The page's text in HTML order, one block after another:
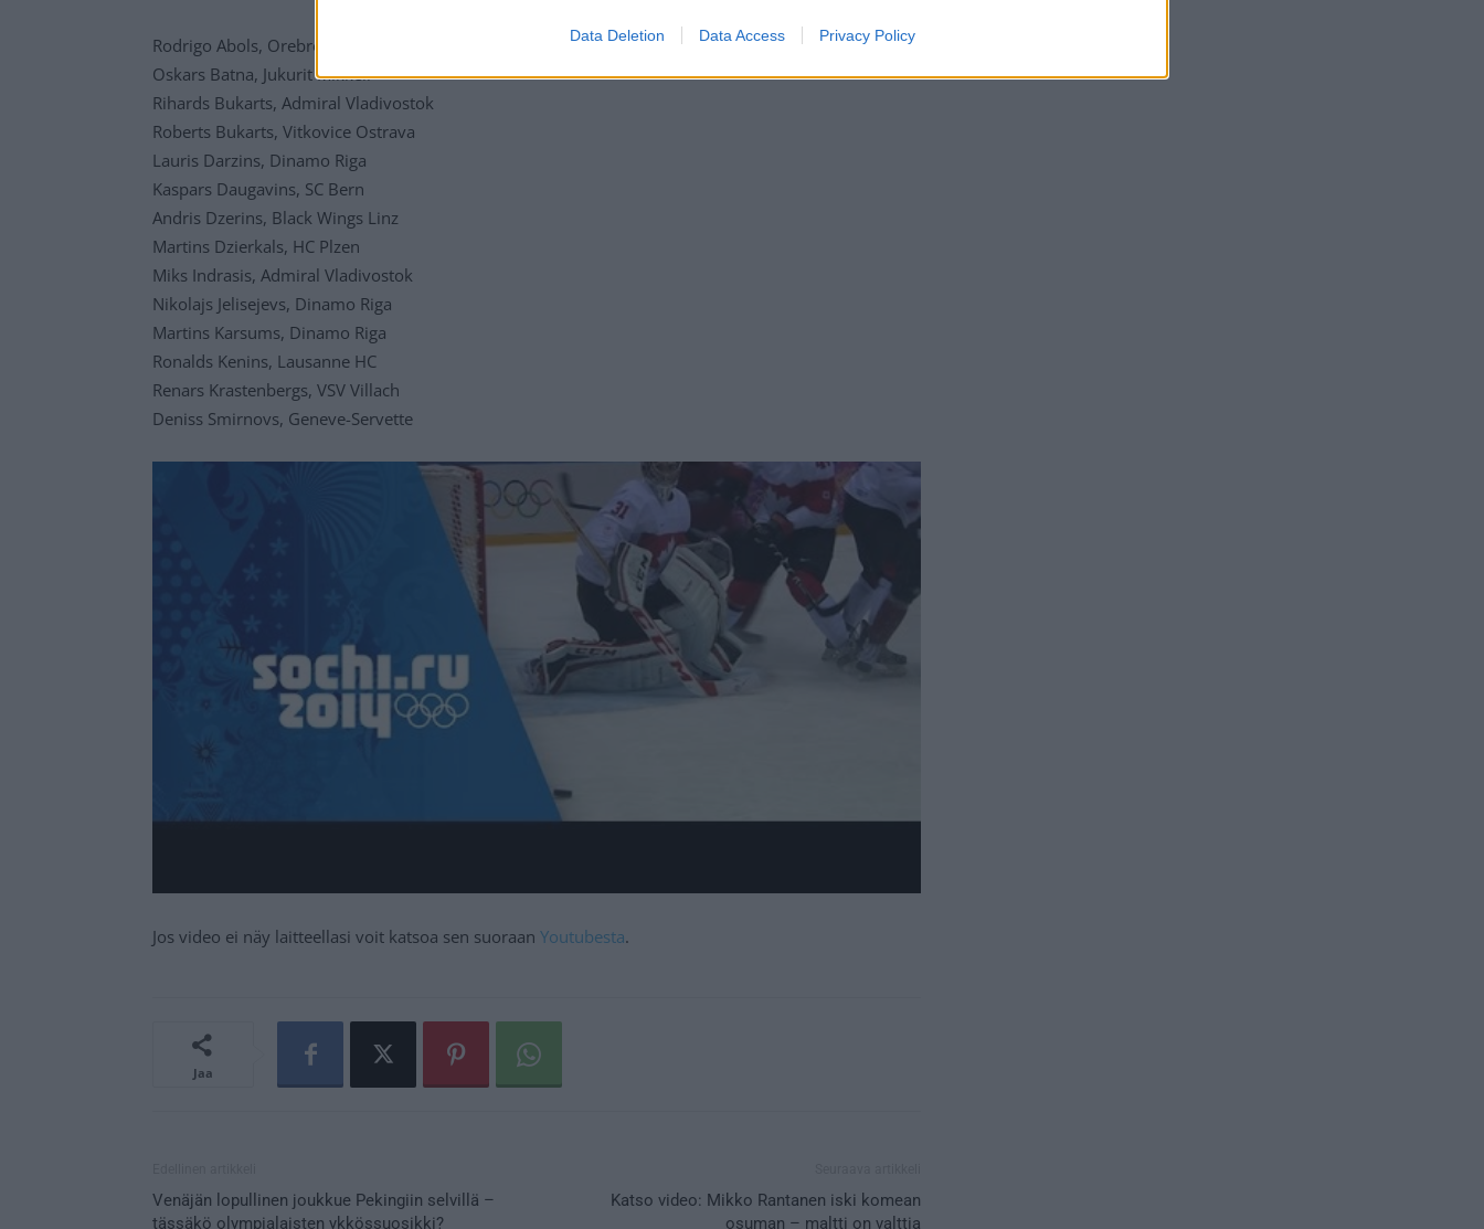
Data Deletion Data Access Privacy Policy
Rodrigo Abols, Orebro HK
Oskars Batna, Jukurit Mikkeli
Rihards Bukarts, Admiral Vladivostok
Roberts Bukarts, Vitkovice Ostrava
Lauris Darzins, Dinamo Riga
Kaspars Daugavins, SC Bern
Andris Dzerins, Black Wings Linz
Martins Dzierkals, HC Plzen
Miks Indrasis, Admiral Vladivostok
Nikolajs Jelisejevs, Dinamo Riga
Martins Karsums, Dinamo Riga
Ronalds Kenins, Lausanne HC
Renars Krastenbergs, VSV Villach
Deniss Smirnovs, Geneve-Servette
Jos video ei näy laitteellasi voit katsoa sen suoraan Youtubesta.
Jaa
Venäjän lopullinen joukkue Pekingiin selvillä –
tässäkö olympialaisten ykkössuosikki?
Katso video: Mikko Rantanen iski komean
osuman – maltti on valttia